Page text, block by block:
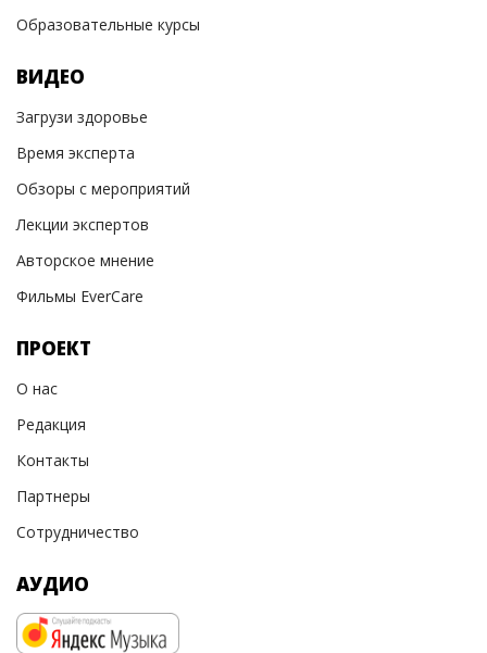
Образовательные курсы
ВИДЕО
Загрузи здоровье
Время эксперта
Обзоры с мероприятий
Лекции экспертов
Авторское мнение
Фильмы EverCare
ПРОЕКТ
О нас
Редакция
Контакты
Партнеры
Сотрудничество
АУДИО